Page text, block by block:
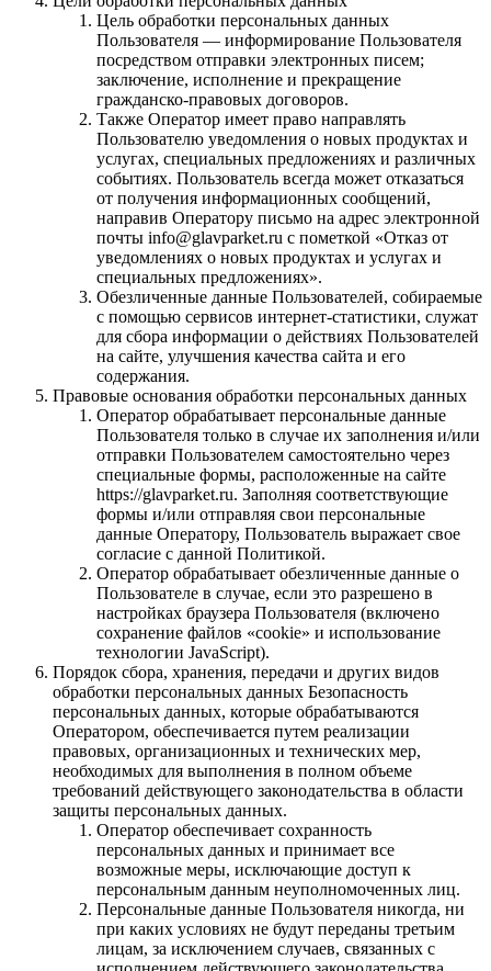
Цель обработки персональных данных
Пользователя — информирование Пользователя
посредством отправки электронных писем;
заключение, исполнение и прекращение
гражданско-правовых договоров.
Также Оператор имеет право направлять
Пользователю уведомления о новых продуктах и
услугах, специальных предложениях и различных
событиях. Пользователь всегда может отказаться
от получения информационных сообщений,
направив Оператору письмо на адрес электронной
почты info@glavparket.ru с пометкой «Отказ от
уведомлениях о новых продуктах и услугах и
специальных предложениях».
Обезличенные данные Пользователей, собираемые
с помощью сервисов интернет-статистики, служат
для сбора информации о действиях Пользователей
на сайте, улучшения качества сайта и его
содержания.
Правовые основания обработки персональных данных
Оператор обрабатывает персональные данные
Пользователя только в случае их заполнения и/или
отправки Пользователем самостоятельно через
специальные формы, расположенные на сайте
https://glavparket.ru. Заполняя соответствующие
формы и/или отправляя свои персональные
данные Оператору, Пользователь выражает свое
согласие с данной Политикой.
Оператор обрабатывает обезличенные данные о
Пользователе в случае, если это разрешено в
настройках браузера Пользователя (включено
сохранение файлов «cookie» и использование
технологии JavaScript).
Порядок сбора, хранения, передачи и других видов
обработки персональных данных Безопасность
персональных данных, которые обрабатываются
Оператором, обеспечивается путем реализации
правовых, организационных и технических мер,
необходимых для выполнения в полном объеме
требований действующего законодательства в области
защиты персональных данных.
Оператор обеспечивает сохранность
персональных данных и принимает все
возможные меры, исключающие доступ к
персональным данным неуполномоченных лиц.
Персональные данные Пользователя никогда, ни
при каких условиях не будут переданы третьим
лицам, за исключением случаев, связанных с